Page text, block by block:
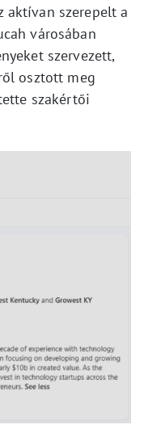
aktívan szerepelt a
városában
szervezett,
osztott meg
szakértői